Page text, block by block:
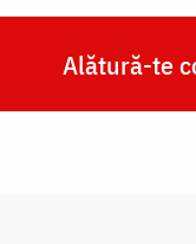
Alătură-te